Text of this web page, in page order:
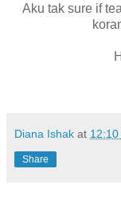
Aku tak sure if
Diana Ishak at 12:10
Share